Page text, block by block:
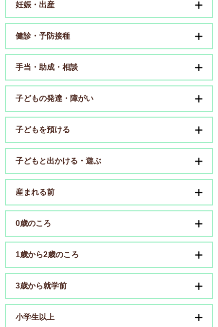
妊娠・出産
健診・予防接種
手当・助成・相談
子どもの発達・障がい
子どもを預ける
子どもと出かける・遊ぶ
産まれる前
0歳のころ
1歳から2歳のころ
3歳から就学前
小学生以上